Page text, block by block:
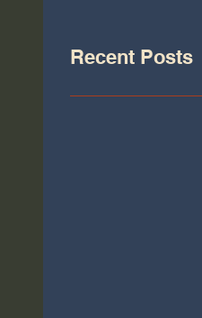
Recent Posts